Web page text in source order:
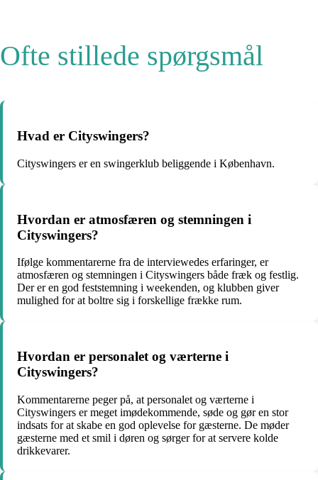
Ofte stillede spørgsmål
Hvad er Cityswingers?
Cityswingers er en swingerklub beliggende i København.
Hvordan er atmosfæren og stemningen i
Cityswingers?
Ifølge kommentarerne fra de interviewedes erfaringer, er
atmosfæren og stemningen i Cityswingers både fræk og festlig.
Der er en god feststemning i weekenden, og klubben giver
mulighed for at boltre sig i forskellige frække rum.
Hvordan er personalet og værterne i
Cityswingers?
Kommentarerne peger på, at personalet og værterne i
Cityswingers er meget imødekommende, søde og gør en stor
indsats for at skabe en god oplevelse for gæsterne. De møder
gæsterne med et smil i døren og sørger for at servere kolde
drikkevarer.